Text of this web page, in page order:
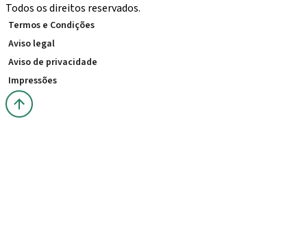
Todos os direitos reservados.
Termos e Condições
Aviso legal
Aviso de privacidade
Impressões